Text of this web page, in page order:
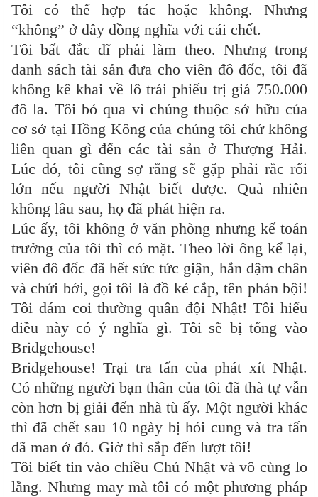
Tôi có thể hợp tác hoặc không. Nhưng
“không” ở đây đồng nghĩa với cái chết.
Tôi bất đắc dĩ phải làm theo. Nhưng trong
danh sách tài sản đưa cho viên đô đốc, tôi đã
không kê khai về lô trái phiếu trị giá 750.000
đô la. Tôi bỏ qua vì chúng thuộc sở hữu của
cơ sở tại Hồng Kông của chúng tôi chứ không
liên quan gì đến các tài sản ở Thượng Hải.
Lúc đó, tôi cũng sợ rằng sẽ gặp phải rắc rối
lớn nếu người Nhật biết được. Quả nhiên
không lâu sau, họ đã phát hiện ra.
Lúc ấy, tôi không ở văn phòng nhưng kế toán
trưởng của tôi thì có mặt. Theo lời ông kể lại,
viên đô đốc đã hết sức tức giận, hắn dậm chân
và chửi bới, gọi tôi là đồ kẻ cắp, tên phản bội!
Tôi dám coi thường quân đội Nhật! Tôi hiểu
điều này có ý nghĩa gì. Tôi sẽ bị tống vào
Bridgehouse!
Bridgehouse! Trại tra tấn của phát xít Nhật.
Có những người bạn thân của tôi đã thà tự vẫn
còn hơn bị giải đến nhà tù ấy. Một người khác
thì đã chết sau 10 ngày bị hỏi cung và tra tấn
dã man ở đó. Giờ thì sắp đến lượt tôi!
Tôi biết tin vào chiều Chủ Nhật và vô cùng lo
lắng. Nhưng may mà tôi có một phương pháp